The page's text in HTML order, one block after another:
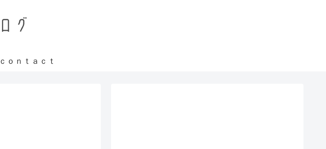
ｃｏｎｔａｃｔ